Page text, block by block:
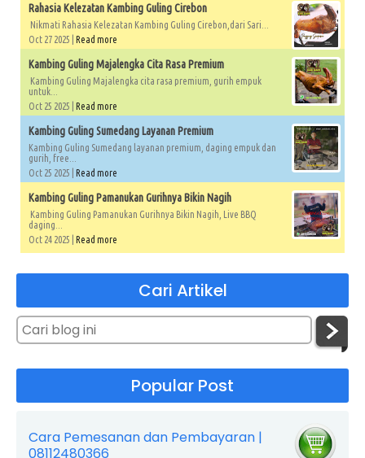
Rahasia Kelezatan Kambing Guling Cirebon
Nikmati Rahasia Kelezatan Kambing Guling Cirebon,dari Sari...
Oct 27 2025 | Read more
Kambing Guling Majalengka Cita Rasa Premium
Kambing Guling Majalengka cita rasa premium, gurih empuk
untuk...
Oct 25 2025 | Read more
Kambing Guling Sumedang Layanan Premium
Kambing Guling Sumedang layanan premium, daging empuk dan
gurih, free...
Oct 25 2025 | Read more
Kambing Guling Pamanukan Gurihnya Bikin Nagih
Kambing Guling Pamanukan Gurihnya Bikin Nagih, Live BBQ
daging...
Oct 24 2025 | Read more
Cari Artikel
Popular Post
Cara Pemesanan dan Pembayaran |
08112480366